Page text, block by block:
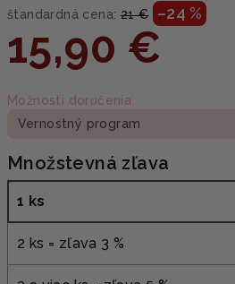
štandardná cena: 21 € –24 %
15,90 €
cena:
Možnosti doručenia
Vernostný program
Množstevná zľava
1 ks
2 ks = zľava 3 %